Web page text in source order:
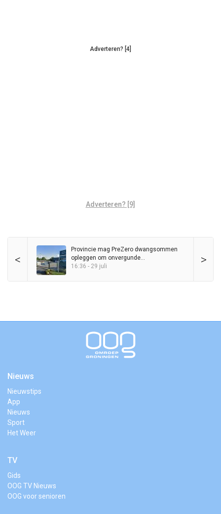
Adverteren? [4]
Adverteren? [9]
< >
Provincie mag PreZero dwangsommen
opleggen om onvergunde
sorteerinstallatie
16:36 - 29 juli
Nieuws
Nieuwstips
App
Nieuws
Sport
Het Weer
TV
Gids
OOG TV Nieuws
OOG voor senioren